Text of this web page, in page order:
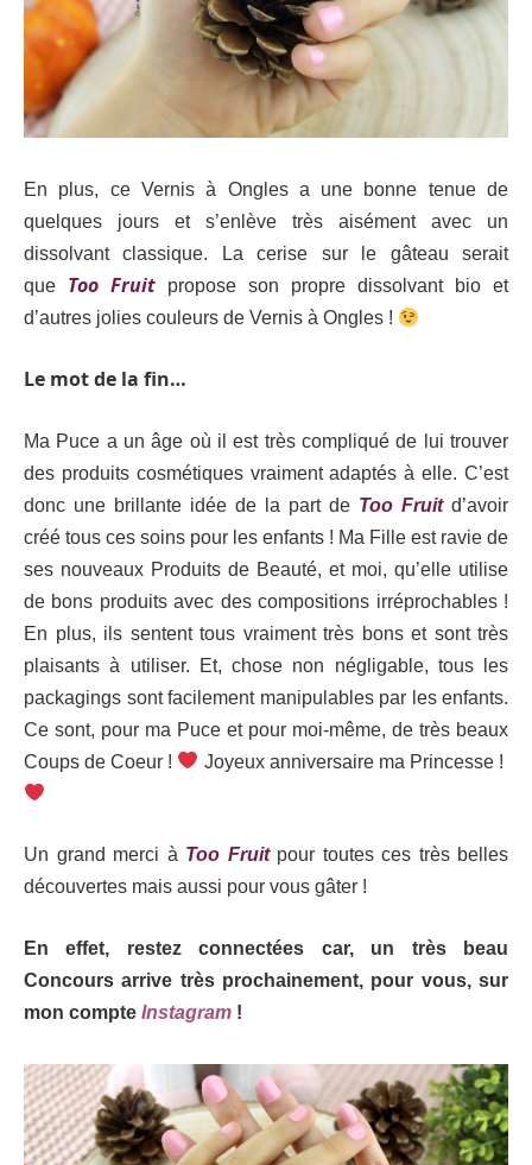
En plus, ce Vernis à Ongles a une bonne tenue de
quelques jours et s’enlève très aisément avec un
dissolvant classique. La cerise sur le gâteau serait
que Too Fruit propose son propre dissolvant bio et
d’autres jolies couleurs de Vernis à Ongles !
Le mot de la fin…
Ma Puce a un âge où il est très compliqué de lui trouver
des produits cosmétiques vraiment adaptés à elle. C’est
donc une brillante idée de la part de Too Fruitd’avoir
créé tous ces soins pour les enfants ! Ma Fille est ravie de
ses nouveaux Produits de Beauté, et moi, qu’elle utilise
de bons produits avec des compositions irréprochables !
En plus, ils sentent tous vraiment très bons et sont très
plaisants à utiliser. Et, chose non négligable, tous les
packagings sont facilement manipulables par les enfants.
Ce sont, pour ma Puce et pour moi-même, de très beaux
Coups de Coeur !
Joyeux anniversaire ma Princesse !
Un grand merci à Too Fruitpour toutes ces très belles
découvertes mais aussi pour vous gâter !
En effet, restez connectées car, un très beau
Concours arrive très prochainement, pour vous, sur
mon compte Instagram !